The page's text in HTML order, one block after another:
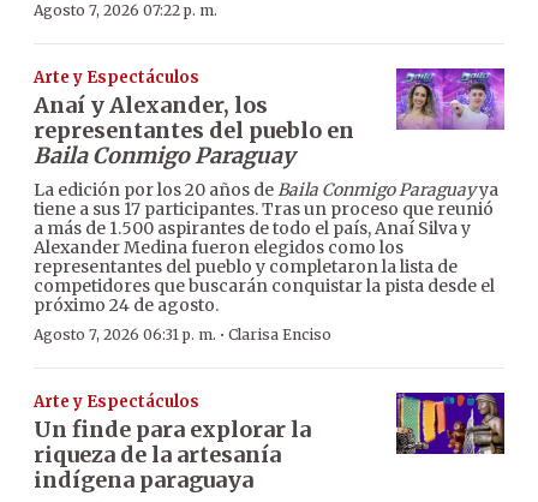
Agosto 7, 2026 07:22 p. m.
Arte y Espectáculos
Anaí y Alexander, los
representantes del pueblo en
Baila Conmigo Paraguay
La edición por los 20 años deBaila Conmigo Paraguayya
tiene a sus 17 participantes. Tras un proceso que reunió
a más de 1.500 aspirantes de todo el país, Anaí Silva y
Alexander Medina fueron elegidos como los
representantes del pueblo y completaron la lista de
competidores que buscarán conquistar la pista desde el
próximo 24 de agosto.
Agosto 7, 2026 06:31 p. m. · Clarisa Enciso
Arte y Espectáculos
Un finde para explorar la
riqueza de la artesanía
indígena paraguaya